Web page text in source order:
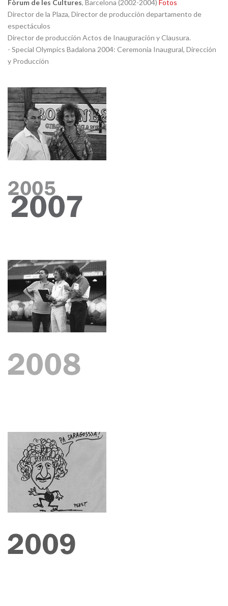
Fòrum de les Cultures, Barcelona (2002-2004) Fotos
Director de la Plaza, Director de producción departamento de
espectáculos
Director de producción Actos de Inauguración y Clausura.
- Special Olympics Badalona 2004: Ceremonia Inaugural, Dirección
y Producción